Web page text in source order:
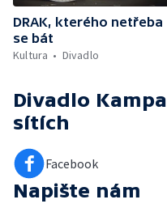
DRAK, kterého netřeba
se bát
Kultura
Divadlo
Divadlo Kampa
sítích
Facebook
Napište nám